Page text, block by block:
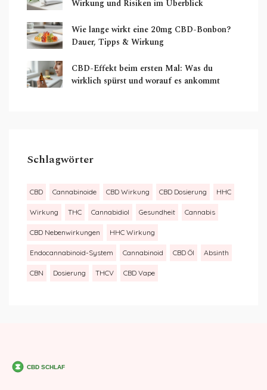
Wirkung und Risiken im Überblick
Wie lange wirkt eine 20mg CBD-Bonbon?
Dauer, Tipps & Wirkung
CBD-Effekt beim ersten Mal: Was du
wirklich spürst und worauf es ankommt
Schlagwörter
CBD Cannabinoide CBD Wirkung CBD Dosierung HHC
Wirkung THC Cannabidiol Gesundheit Cannabis
CBD Nebenwirkungen HHC Wirkung
Endocannabinoid-System Cannabinoid CBD Öl Absinth
CBN Dosierung THCV CBD Vape